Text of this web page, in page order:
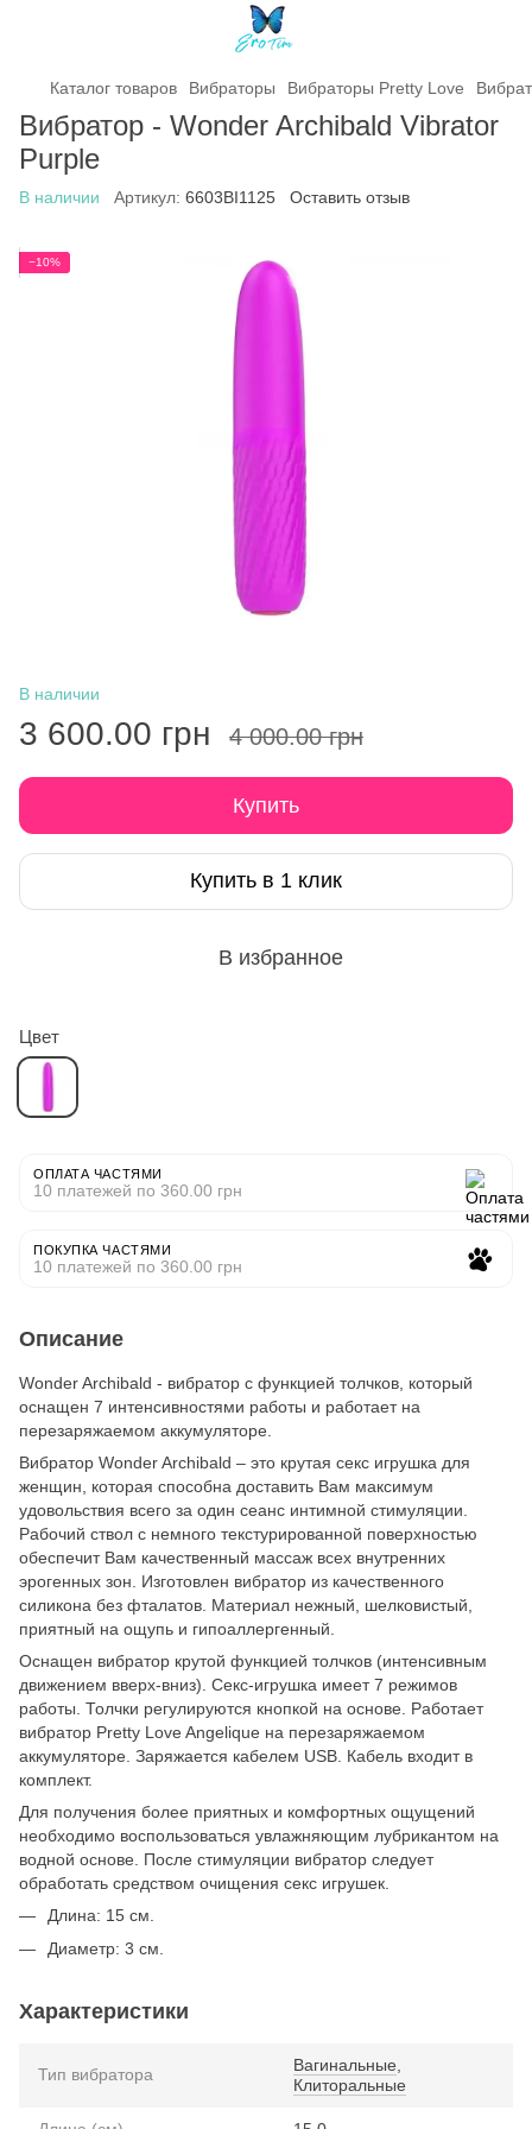
Каталог товаров Вибраторы Вибраторы Pretty Love
Вибратор - Wonder Archibald Vibrator
Purple
В наличии Артикул: 6603BI1125 Оставить отзыв
−10%
В наличии
3 600.00 грн 4 000.00 грн
Купить
Купить в 1 клик
В избранное
Цвет
ОПЛАТА ЧАСТЯМИ
10 платежей по 360.00 грн
ПОКУПКА ЧАСТЯМИ
10 платежей по 360.00 грн
Описание
Wonder Archibald - вибратор с функцией толчков, который
оснащен 7 интенсивностями работы и работает на
перезаряжаемом аккумуляторе.
Вибратор Wonder Archibald – это крутая секс игрушка для
женщин, которая способна доставить Вам максимум
удовольствия всего за один сеанс интимной стимуляции.
Рабочий ствол с немного текстурированной поверхностью
обеспечит Вам качественный массаж всех внутренних
эрогенных зон. Изготовлен вибратор из качественного
силикона без фталатов. Материал нежный, шелковистый,
приятный на ощупь и гипоаллергенный.
Оснащен вибратор крутой функцией толчков (интенсивным
движением вверх-вниз). Секс-игрушка имеет 7 режимов
работы. Толчки регулируются кнопкой на основе. Работает
вибратор Pretty Love Angelique на перезаряжаемом
аккумуляторе. Заряжается кабелем USB. Кабель входит в
комплект.
Для получения более приятных и комфортных ощущений
необходимо воспользоваться увлажняющим лубрикантом на
водной основе. После стимуляции вибратор следует
обработать средством очищения секс игрушек.
Длина: 15 см.
Диаметр: 3 см.
Характеристики
Тип вибратора Вагинальные
Клиторальные